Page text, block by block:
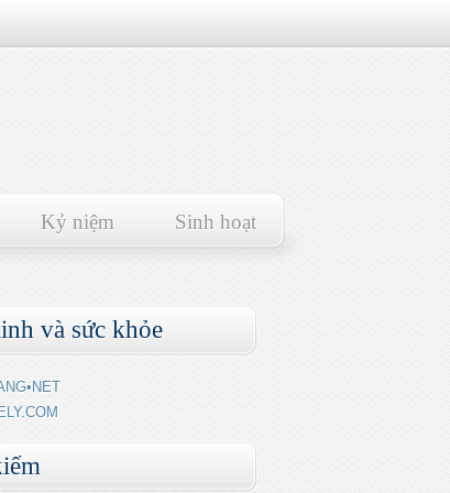
Kỷ niệm Sinh hoạt
và sức khỏe